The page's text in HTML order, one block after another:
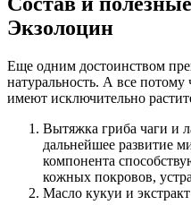
Экзолоцин
Еще одним достоинством
натуральность. А все
имеют исключительно
Вытяжка гриба чаги и
дальнейшее развитие
компонента
кожных покровов,
Масло кукуи и